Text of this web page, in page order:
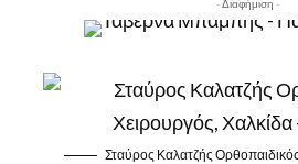
- Διαφήμιση -
Σταύρος Καλατζής